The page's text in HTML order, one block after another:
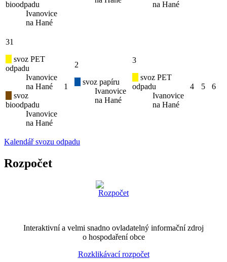
bioodpadu
Ivanovice
na Hané
na Hané
31
svoz PET
odpadu
Ivanovice
na Hané
svoz
bioodpadu
Ivanovice
na Hané
1
2
svoz papíru
Ivanovice
na Hané
3
svoz PET
odpadu
Ivanovice
na Hané
4 5 6
Kalendář svozu odpadu
Rozpočet
Interaktivní a velmi snadno ovladatelný informační zdroj
o hospodaření obce
Rozklikávací rozpočet